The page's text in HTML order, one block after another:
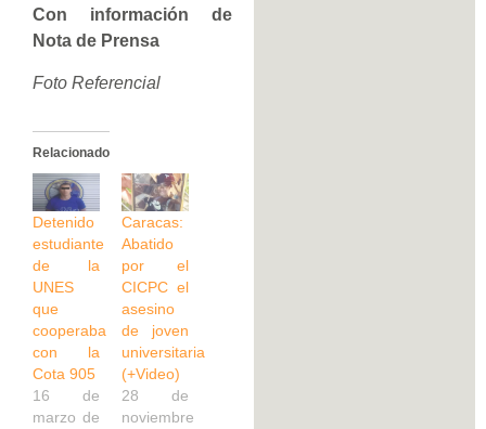
Con información de
Nota de Prensa
Foto Referencial
Relacionado
Detenido
estudiante
de la
UNES
que
cooperaba
con la
Cota 905
16 de
marzo de
Caracas:
Abatido
por el
CICPC el
asesino
de joven
universitaria
(+Video)
28 de
noviembre